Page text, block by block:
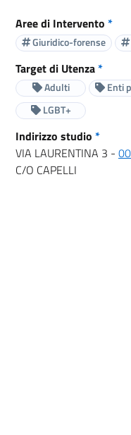
Aree di Intervento *
Giuridico-forense
Target di Utenza*
Adulti
Enti
LGBT+
Indirizzo studio *
VIA LAURENTINA 3 -
C/O CAPELLI